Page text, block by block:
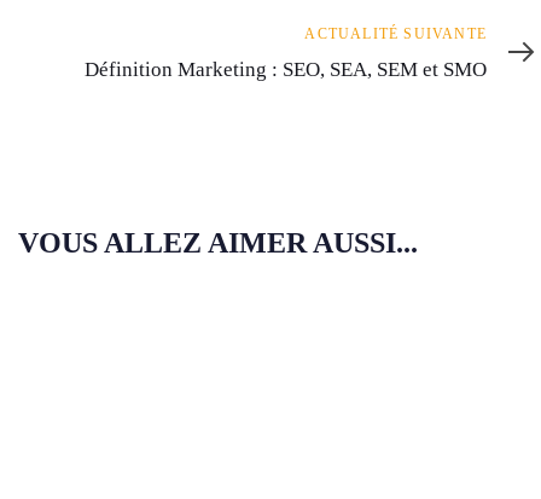
suivante
ACTUALITÉ SUIVANTE
Définition Marketing : SEO, SEA, SEM et SMO
VOUS ALLEZ AIMER AUSSI...